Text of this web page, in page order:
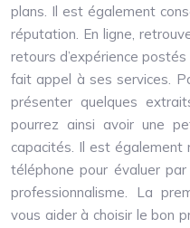
plans. Il est également
réputation. En ligne,
retours d’expérience
fait appel à ses services.
présenter quelques
pourrez ainsi avoir une
capacités. Il est également
téléphone pour évaluer
professionnalisme. La
vous aider à choisir le bon